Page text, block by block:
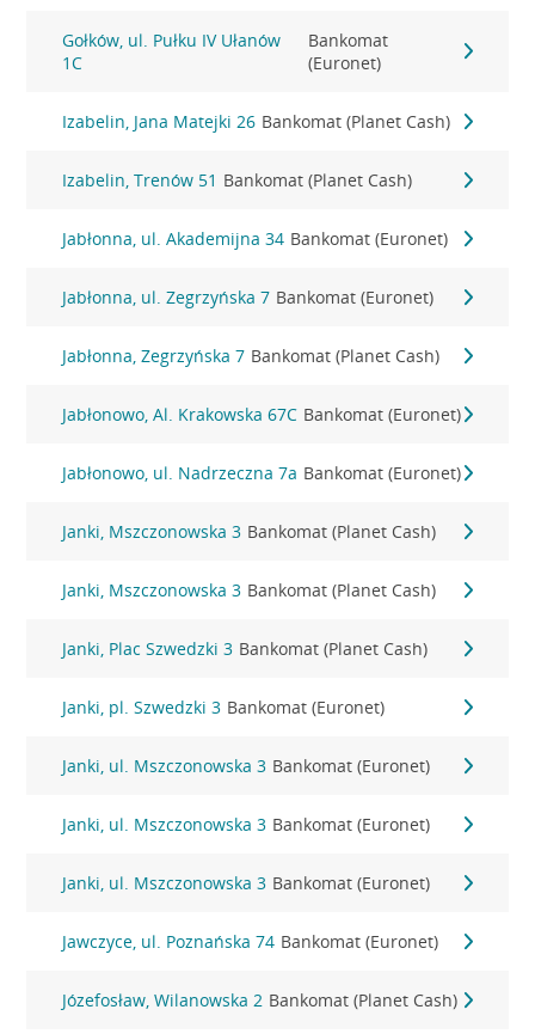
Gołków, ul. Pułku IV Ułanów
1C
Bankomat
(Euronet)
Izabelin, Jana Matejki 26 Bankomat (Planet Cash)
Izabelin, Trenów 51 Bankomat (Planet Cash)
Jabłonna, ul. Akademijna 34 Bankomat (Euronet)
Jabłonna, ul. Zegrzyńska 7 Bankomat (Euronet)
Jabłonna, Zegrzyńska 7 Bankomat (Planet Cash)
Jabłonowo, Al. Krakowska 67C Bankomat (Euronet)
Jabłonowo, ul. Nadrzeczna 7a Bankomat (Euronet)
Janki, Mszczonowska 3 Bankomat (Planet Cash)
Janki, Mszczonowska 3 Bankomat (Planet Cash)
Janki, Plac Szwedzki 3 Bankomat (Planet Cash)
Janki, pl. Szwedzki 3 Bankomat (Euronet)
Janki, ul. Mszczonowska 3 Bankomat (Euronet)
Janki, ul. Mszczonowska 3 Bankomat (Euronet)
Janki, ul. Mszczonowska 3 Bankomat (Euronet)
Jawczyce, ul. Poznańska 74 Bankomat (Euronet)
Józefosław, Wilanowska 2 Bankomat (Planet Cash)